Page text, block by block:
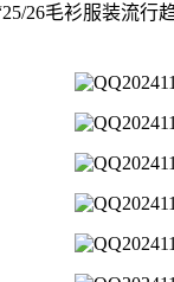
26毛衫服装流